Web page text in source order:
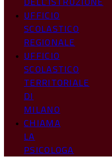
UFFICIO
SCOLASTICO
REGIONALE
UFFICIO
SCOLASTICO
TERRITORIALE
DI
MILANO
CHIAMA
LA
PSICOLOGA